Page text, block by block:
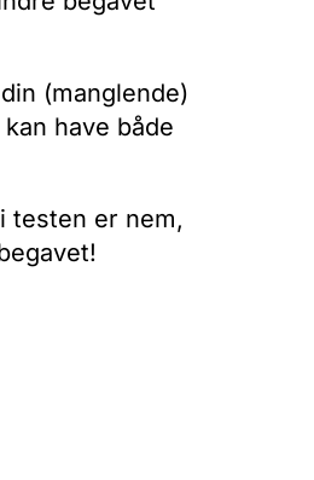
(manglende)
have både
testen er nem,